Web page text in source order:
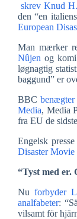
skrev Knud
den “en
European
Man mærker
Nûjen og
løgnagtig
baggund” er
BBC
Media, Media
fra EU de
Engelsk
Disaster
“Tyst med
Nu forbyder
analfabeter:
vilsamt för